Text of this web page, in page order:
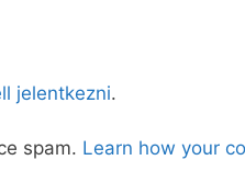
jelentkezni.
spam. Learn how your